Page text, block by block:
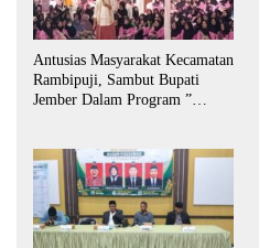
Antusias Masyarakat Kecamatan
Rambipuji, Sambut Bupati
Jember Dalam Program ”